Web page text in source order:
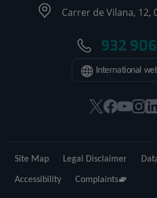
Carrer de Vilana, 12,
932
International
This
in
a
This
in
a
This
in
Site Map Legal Disclaimer
Accessibility
Complaints